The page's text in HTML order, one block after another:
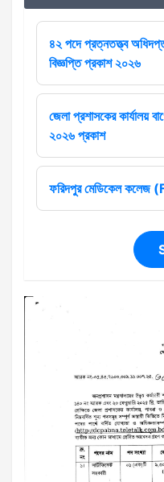
৪২ পদে প্রত্নতত্ত্ব
বিজ্ঞপ্তি প্রকাশ ২০২৬
জেলা প্রশাসকের কার্যালয়
২০২৬ প্রকাশ
ফরিদপুর মেডিকেল কলেজ